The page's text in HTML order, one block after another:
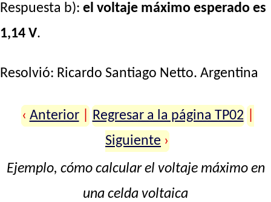
Respuesta b): el voltaje máximo esperado es
1,14 V.
Resolvió: Ricardo Santiago Netto. Argentina
‹ Anterior Regresar a la página TP02
Siguiente ›
Ejemplo, cómo calcular el voltaje máximo en
una celda voltaica